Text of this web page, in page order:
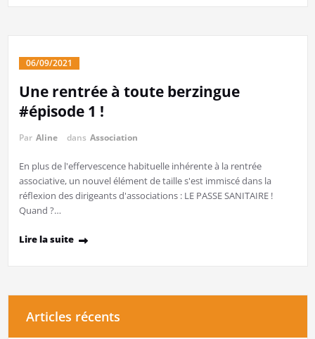
06/09/2021
Une rentrée à toute berzingue
#épisode 1 !
Par Aline dans Association
En plus de l'effervescence habituelle inhérente à la rentrée
associative, un nouvel élément de taille s'est immiscé dans la
réflexion des dirigeants d'associations : LE PASSE SANITAIRE !
Quand ?…
Lire la suite
Articles récents